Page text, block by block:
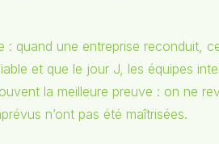
quand une entreprise reconduit,
et que le jour J, les équipes
la meilleure preuve : on ne
n’ont pas été maîtrisées.